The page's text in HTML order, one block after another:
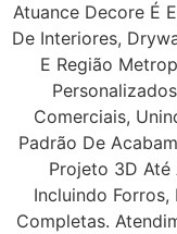
Atuance Decore É
De Interiores,
E Região
Comerciais,
Padrão De
Projeto 3D Até
Incluindo Forros,
Completas.